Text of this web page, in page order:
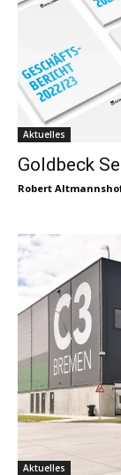
Aktuelles
Goldbeck
Robert
Aktuelles